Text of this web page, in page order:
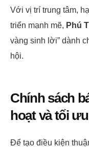
Với vị trí trung tâm,
triển mạnh mẽ, Phú
vàng sinh lời” dành
hội.
Chính sách
hoạt và tối
Để tạo điều kiện